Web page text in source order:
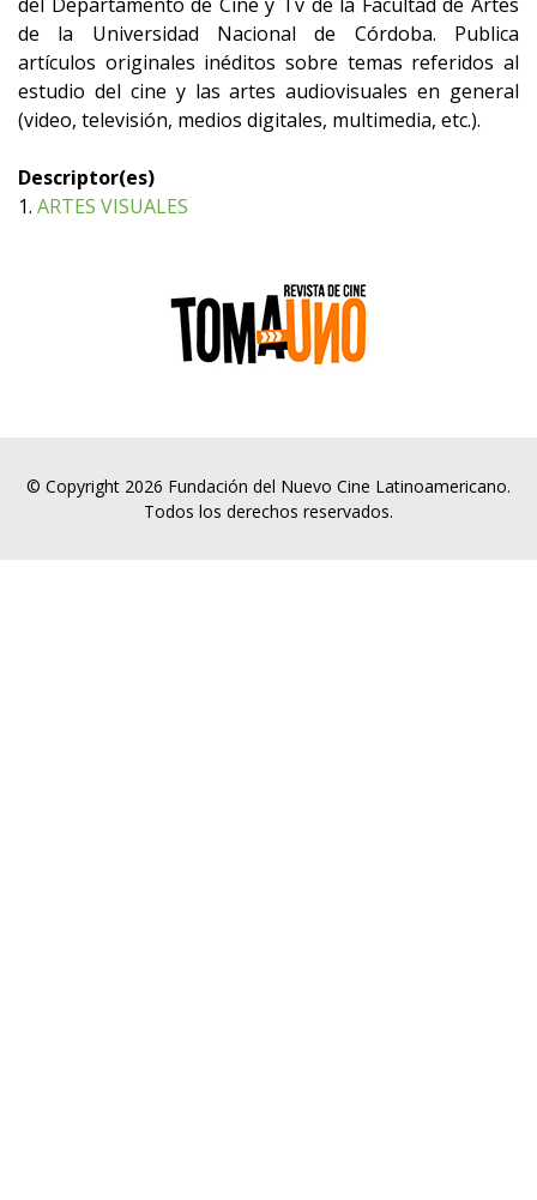
de la Universidad Nacional de Córdoba. Publica
artículos originales inéditos sobre temas referidos al
estudio del cine y las artes audiovisuales en general
(video, televisión, medios digitales, multimedia, etc.).
Descriptor(es)
1. ARTES VISUALES
© Copyright 2026 Fundación del Nuevo Cine Latinoamericano.
Todos los derechos reservados.